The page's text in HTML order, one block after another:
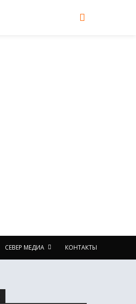
СЕВЕР МЕДИА КОНТАКТЫ